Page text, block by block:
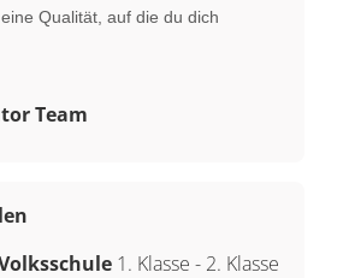
Qualität, auf die du dich
Team
1. Klasse - 2. Klasse